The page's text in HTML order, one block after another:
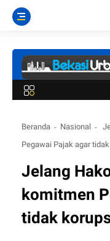
Beranda Nasional
Pegawai Pajak agar
Jelang
komitmen
tidak